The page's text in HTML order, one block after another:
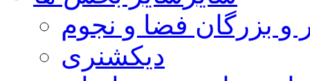
و بزرگان فضا و نجوم
دیکشنری